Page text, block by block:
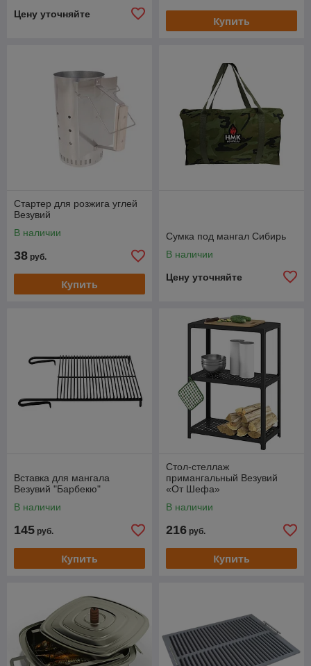
Цену уточняйте
Купить
Стартер для розжига углей
Везувий
В наличии
38 руб.
Купить
Сумка под мангал Сибирь
В наличии
Цену уточняйте
Вставка для мангала
Везувий "Барбекю"
В наличии
145 руб.
Купить
Стол-стеллаж
примангальный Везувий
«От Шефа»
В наличии
216 руб.
Купить